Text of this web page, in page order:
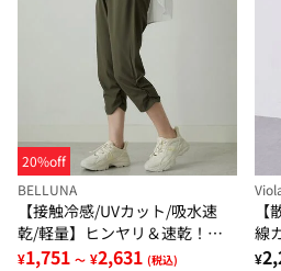
20%off
BELLUNA
【接触冷感/UVカット/吸水速
乾/軽量】ヒンヤリ＆速乾！裾
くしゅクロップドパンツ
¥1,751 ～ ¥2,631 (税込)
線
ョ
¥